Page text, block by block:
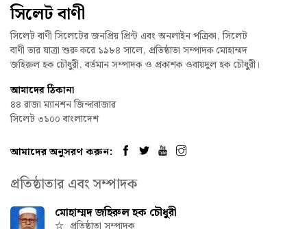
সিলেট বাণী
সিলেট বাণী সিলেটের জনপ্রিয় প্রিন্ট এবং অনলাইন পত্রিকা, সিলেট
বাণী তার যাত্রা শুরু করে ১৯৮৪ সালে, প্রতিষ্ঠাতা সম্পাদক মোহাম্মদ
জহিরুল হক চৌধুরী, বর্তমান সম্পাদক ও প্রকাশক ওবায়দুল হক চৌধুরী।
আমাদের ঠিকানা
৪৪ রাজা ম্যানশন জিন্দাবাজার
সিলেট ৩১০০ বাংলাদেশ
আমাদের অনুসরণ করুন:
প্রতিষ্ঠাতার এবং সম্পাদক
মোহাম্মদ জহিরুল হক চৌধুরী